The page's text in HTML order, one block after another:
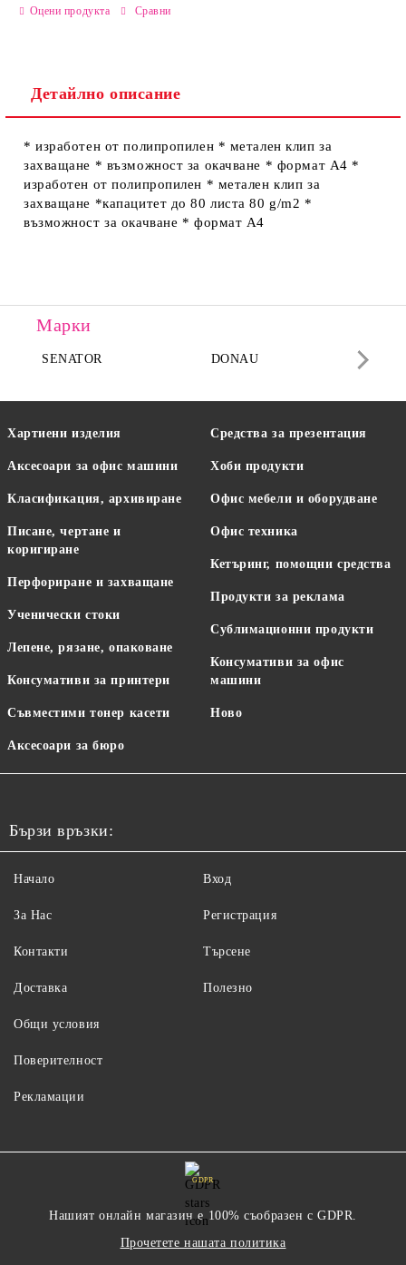
Ние ще се свържем с вас в рамките на работния ден.
Оцени продукта Сравни
Детайлно описание
* изработен от полипропилен * метален клип за
захващане * възможност за окачване * формат А4 *
изработен от полипропилен * метален клип за
захващане *капацитет до 80 листа 80 g/m2 *
възможност за окачване * формат А4
Марки
SENATOR DONAU
Хартиени изделия
Аксесоари за офис машини
Класификация, архивиране
Писане, чертане и
коригиране
Перфориране и захващане
Ученически стоки
Лепене, рязане, опаковане
Консумативи за принтери
Съвместими тонер касети
Аксесоари за бюро
Средства за презентация
Хоби продукти
Офис мебели и оборудване
Офис техника
Кетъринг, помощни средства
Продукти за реклама
Сублимационни продукти
Консумативи за офис
машини
Ново
Бързи връзки:
Начало
За Нас
Контакти
Доставка
Вход
Регистрация
Търсене
Полезно
Общи условия
Поверителност
Рекламации
GDPR
Нашият онлайн магазин е 100% съобразен с GDPR.
Прочетете нашата политика